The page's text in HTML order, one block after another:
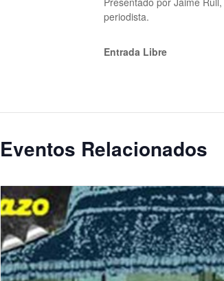
periodista.
Entrada Libre
Eventos Relacionados